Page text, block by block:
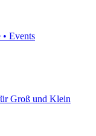
• Events
Groß und Klein